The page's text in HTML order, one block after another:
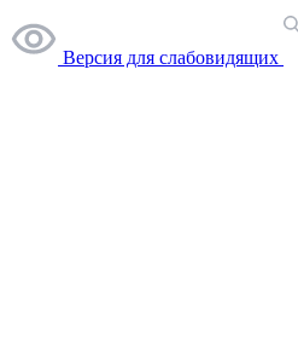
Версия для слабовидящих